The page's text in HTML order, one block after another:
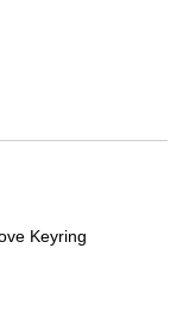
Keyring